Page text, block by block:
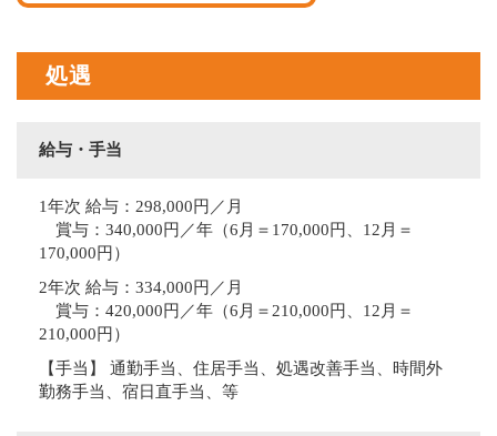
処遇
給与・手当
1年次 給与：298,000円／月
賞与：340,000円／年（6月＝170,000円、12月＝
170,000円）
2年次 給与：334,000円／月
賞与：420,000円／年（6月＝210,000円、12月＝
210,000円）
【手当】 通勤手当、住居手当、処遇改善手当、時間外
勤務手当、宿日直手当、等